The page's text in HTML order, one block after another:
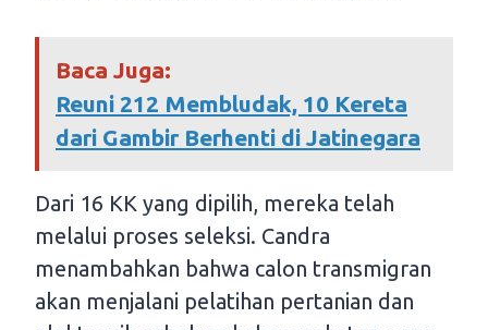
Baca Juga:
Reuni 212 Membludak, 10 Kereta
dari Gambir Berhenti di Jatinegara
Dari 16 KK yang dipilih, mereka telah
melalui proses seleksi. Candra
menambahkan bahwa calon transmigran
akan menjalani pelatihan pertanian dan